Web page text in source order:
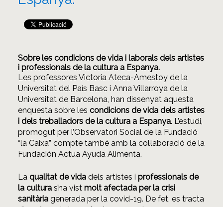
Sobre les condicions de vida i laborals dels artistes
i professionals de la cultura a Espanya.
Les professores Victoria Ateca-Amestoy de la
Universitat del País Basc i Anna Villarroya de la
Universitat de Barcelona, han dissenyat aquesta
enquesta sobre les condicions de vida dels artistes
i dels treballadors de la cultura a Espanya. L’estudi,
promogut per l’Observatori Social de la Fundació
“la Caixa” compte també amb la col·laboració de la
Fundación Actua Ayuda Alimenta.
La qualitat de vida dels artistes i professionals de
la cultura s’ha vist molt afectada per la crisi
sanitària generada per la covid-19. De fet, es tracta